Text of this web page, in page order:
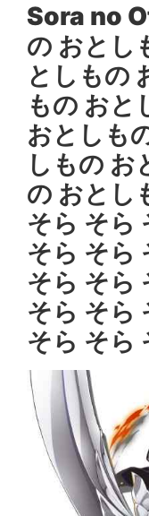
Sora no
の おとし
としもの
もの おと
おとしも
しもの お
の おとし
そら そら
そら そら
そら そら
そら そら
そら そら